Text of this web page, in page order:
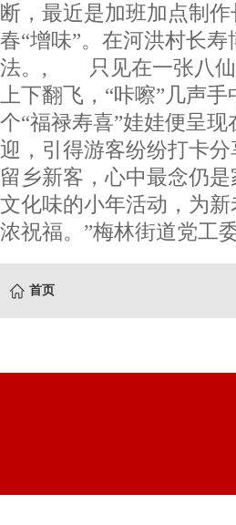
断，最近是加班加点制
春“增味”。在河洪村长
法。, 只见在一张八仙
上下翻飞，“咔嚓”几声
个“福禄寿喜”娃娃便呈
迎，引得游客纷纷打卡
留乡新客，心中最念仍
文化味的小年活动，为
浓祝福。”梅林街道党工
首页